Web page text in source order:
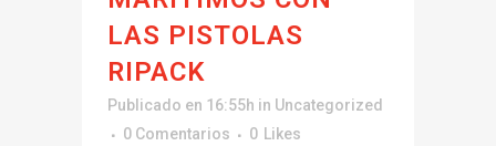
LAS PISTOLAS
RIPACK
Publicado en 16:55h in Uncategorized
0 Comentarios
0 Likes